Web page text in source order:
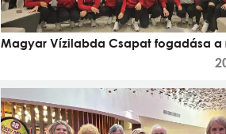
Magyar Vízilabda Csapat fogadása a